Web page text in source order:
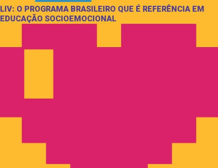
LIV: O PROGRAMA BRASILEIRO QUE É REFERÊNCIA EM
EDUCAÇÃO SOCIOEMOCIONAL